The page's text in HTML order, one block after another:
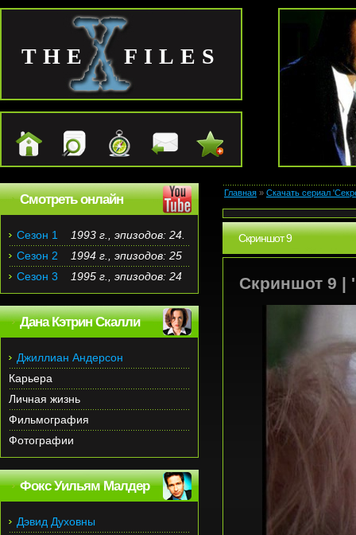
THE FILES
Главная » Скачать сериал
Скриншот 9
Скриншот 9 |
Смотреть онлайн
Сезон 1
1993 г., эпизодов: 24.
Сезон 2
1994 г., эпизодов: 25
Сезон 3
1995 г., эпизодов: 24
Дана Кэтрин Скалли
Джиллиан Андерсон
Карьера
Личная жизнь
Фильмография
Фотографии
Фокс Уильям Малдер
Дэвид Духовны